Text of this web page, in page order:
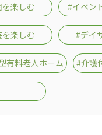
楽しむ #イベン
楽しむ #デイ
有料老人ホーム #介護